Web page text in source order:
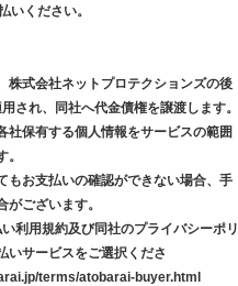
いください。
株式会社ネットプロテクションズの後
され、同社へ代金債権を譲渡します。
社保有する個人情報をサービスの範囲
もお支払いの確認ができない場合、手
ございます。
利用規約及び同社のプライバシーポリ
いサービスをご選択くださ
terms/atobarai-buyer.html